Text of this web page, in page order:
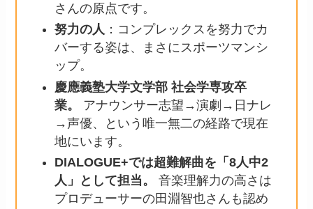
さんの原点です。
努力の人 ：コンプレックスを努力でカ
バーする姿は、まさにスポーツマンシ
ップ。
慶應義塾大学文学部 社会学専攻卒
業。
アナウンサー志望→演劇→日ナレ
→声優、という唯一無二の経路で現在
地にいます。
DIALOGUE+では超難解曲を「8人中2
人」として担当。
音楽理解力の高さは
プロデューサーの田淵智也さんも認め